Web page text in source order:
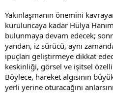
Yakınlaşmanın önemini
kuruluncaya kadar Hülya
bulunmaya devam edecek;
yandan, iz sürücü, aynı
ipuçları geliştirmeye dikkat
keskinliği, görsel ve işitsel
Böylece, hareket algısının
yerli yerine oturacağını